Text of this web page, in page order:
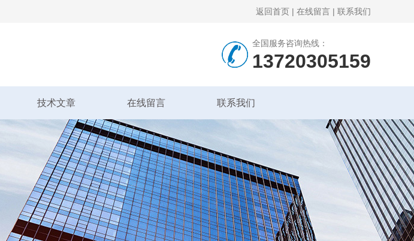
返回首页 | 在线留言 | 联系我们
全国服务咨询热线：
13720305159
技术文章 在线留言 联系我们